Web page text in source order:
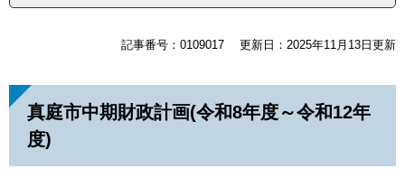
記事番号：0109017 更新日：2025年11月13日更新
真庭市中期財政計画(令和8年度～令和12年
度)